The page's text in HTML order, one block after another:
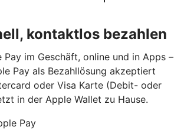
kontaktlos bezahlen
Pay im Geschäft, online und in Apps –
Pay als Bezahllösung akzeptiert
oder Visa Karte (Debit- oder
in der Apple Wallet zu Hause.
Pay